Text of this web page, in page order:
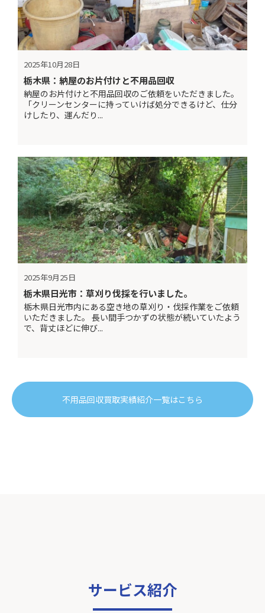
2025年10月28日
栃木県：納屋のお片付けと不用品回収
納屋のお片付けと不用品回収のご依頼をいただきました。
「クリーンセンターに持っていけば処分できるけど、仕分
けしたり、運んだり...
2025年9月25日
栃木県日光市：草刈り伐採を行いました。
栃木県日光市内にある空き地の草刈り・伐採作業をご依頼
いただきました。 長い間手つかずの状態が続いていたよう
で、背丈ほどに伸び...
不用品回収買取実績紹介一覧はこちら
サービス紹介